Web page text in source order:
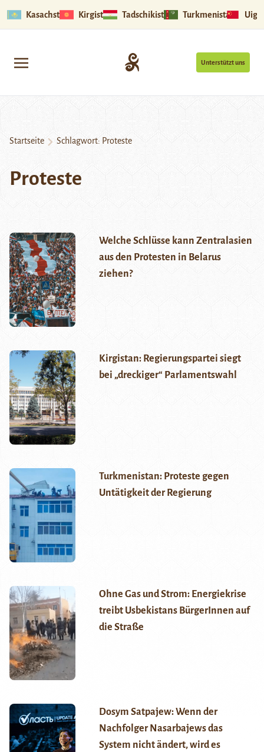
Kasachstan Kirgistan Tadschikistan Turkmenistan
Unterstützt uns
Startseite Schlagwort: Proteste
Proteste
Welche Schlüsse kann Zentralasien
aus den Protesten in Belarus
ziehen?
Kirgistan: Regierungspartei siegt
bei „dreckiger“ Parlamentswahl
Turkmenistan: Proteste gegen
Untätigkeit der Regierung
Ohne Gas und Strom: Energiekrise
treibt Usbekistans BürgerInnen auf
die Straße
Dosym Satpajew: Wenn der
Nachfolger Nasarbajews das
System nicht ändert, wird es